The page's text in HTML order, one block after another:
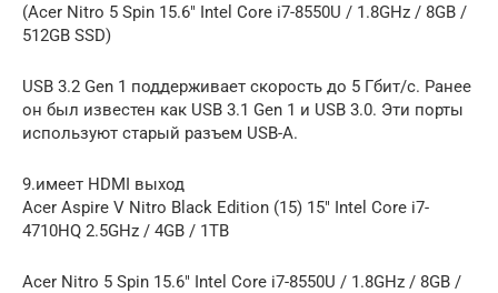
(Acer Nitro 5 Spin 15.6″ Intel Core i7-8550U / 1.8GHz / 8GB /
512GB SSD)
USB 3.2 Gen 1 поддерживает скорость до 5 Гбит/с. Ранее
он был известен как USB 3.1 Gen 1 и USB 3.0. Эти порты
используют старый разъем USB-A.
9.имеет HDMI выход
Acer Aspire V Nitro Black Edition (15) 15″ Intel Core i7-
4710HQ 2.5GHz / 4GB / 1TB
Acer Nitro 5 Spin 15.6″ Intel Core i7-8550U / 1.8GHz / 8GB /